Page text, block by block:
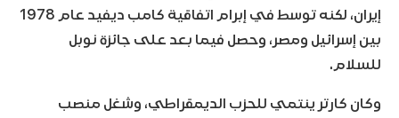
إيران، لكنه توسط في إبرام اتفاقية كامب ديفيد عام 1978
بين إسرائيل ومصر، وحصل فيما بعد على جائزة نوبل
للسلام.
وكان كارتر ينتمي للحزب الديمقراطي، وشغل منصب